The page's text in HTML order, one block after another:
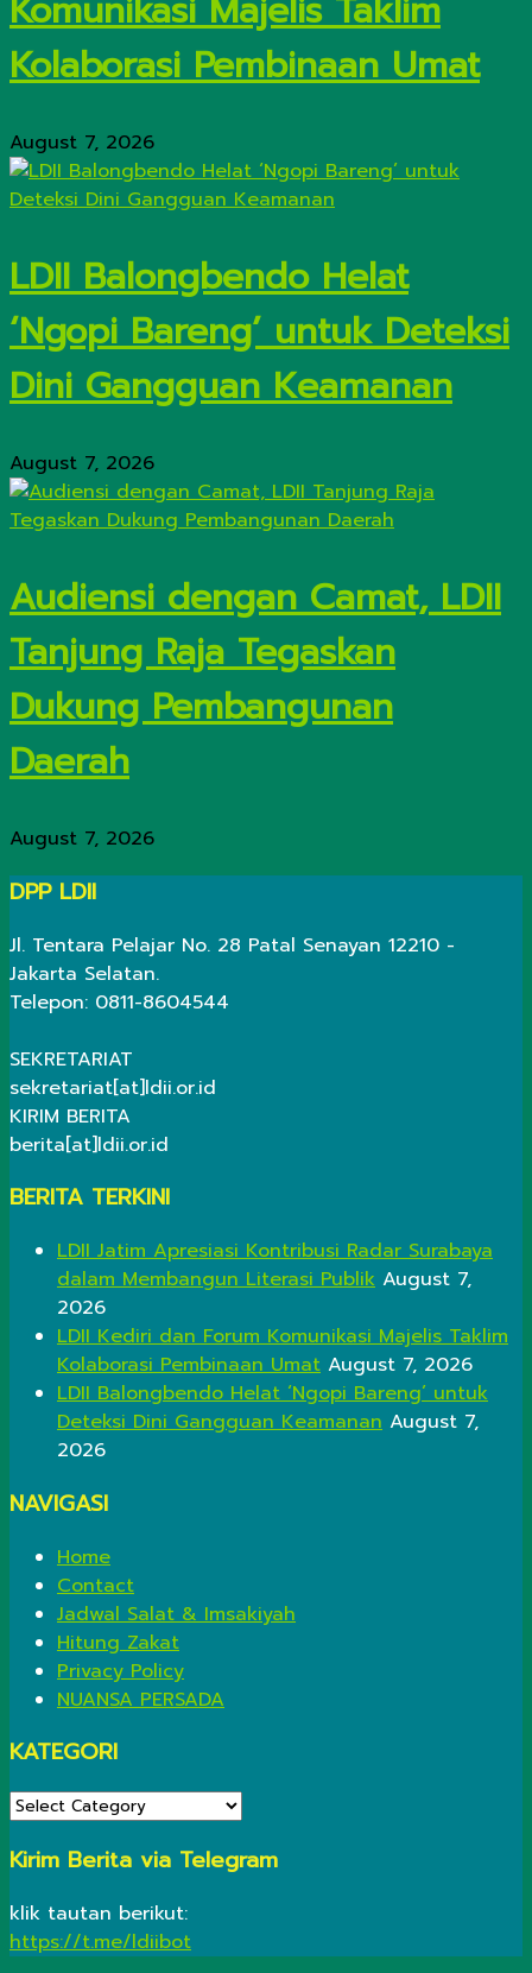
Komunikasi Majelis Taklim
Kolaborasi Pembinaan Umat
August 7, 2026
LDII Balongbendo Helat
‘Ngopi Bareng’ untuk Deteksi
Dini Gangguan Keamanan
August 7, 2026
Audiensi dengan Camat, LDII
Tanjung Raja Tegaskan
Dukung Pembangunan
Daerah
August 7, 2026
DPP LDII
Jl. Tentara Pelajar No. 28 Patal Senayan 12210 -
Jakarta Selatan.
Telepon: 0811-8604544
SEKRETARIAT
sekretariat[at]ldii.or.id
KIRIM BERITA
berita[at]ldii.or.id
BERITA TERKINI
LDII Jatim Apresiasi Kontribusi Radar Surabaya
dalam Membangun Literasi Publik August 7,
2026
LDII Kediri dan Forum Komunikasi Majelis Taklim
Kolaborasi Pembinaan Umat August 7, 2026
LDII Balongbendo Helat ‘Ngopi Bareng’ untuk
Deteksi Dini Gangguan Keamanan August 7,
2026
NAVIGASI
Home
Contact
Jadwal Salat & Imsakiyah
Hitung Zakat
Privacy Policy
NUANSA PERSADA
KATEGORI
KATEGORI
Kirim Berita via Telegram
klik tautan berikut:
https://t.me/ldiibot